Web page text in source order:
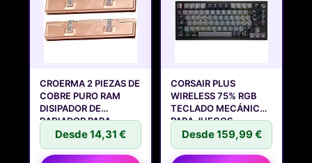
CROERMA 2 PIEZAS DE
COBRE PURO RAM
DISIPADOR DE
RADIADOR PARA
Desde 14,31 €
CORSAIR PLUS
WIRELESS 75% RGB
TECLADO MECÁNICO
PARA JUEGOS
Desde 159,99 €